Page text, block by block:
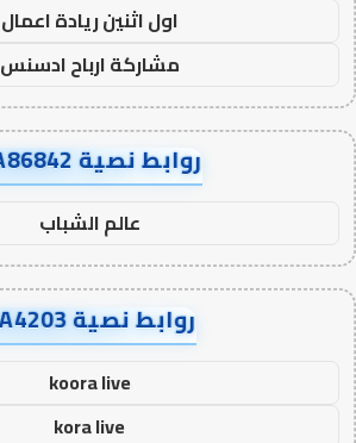
اول اثنين ريادة اعمال
مشاركة ارباح ادسنس
روابط نصية AA86842
عالم الشباب
روابط نصية AA4203
koora live
kora live